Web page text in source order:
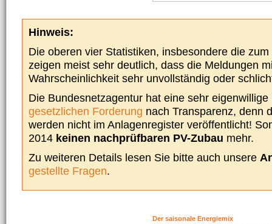
Hinweis:
Die oberen vier Statistiken, insbesondere die
zeigen meist sehr deutlich, dass die Meldungen
Wahrscheinlichkeit sehr unvollständig oder
Die Bundesnetzagentur hat eine sehr
gesetzlichen Forderung nach Transparenz, denn
werden nicht im Anlagenregister veröffentlicht!
2014 keinen nachprüfbaren PV-Zubau mehr.
Zu weiteren Details lesen Sie bitte auch unsere
gestellte Fragen.
Der saisonale Energiemix